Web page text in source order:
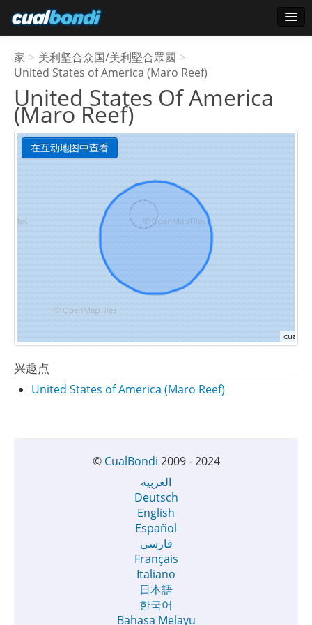
明星用户
轮询
家 > 美利坚合众国/美利堅合眾國 >
United States of America (Maro Reef)
United States Of America
(Maro Reef)
在互动地图中查看
兴趣点
United States of America (Maro Reef)
© CualBondi 2009 - 2024
العربية
Deutsch
English
Español
فارسی
Français
Italiano
日本語
한국어
Bahasa Melayu